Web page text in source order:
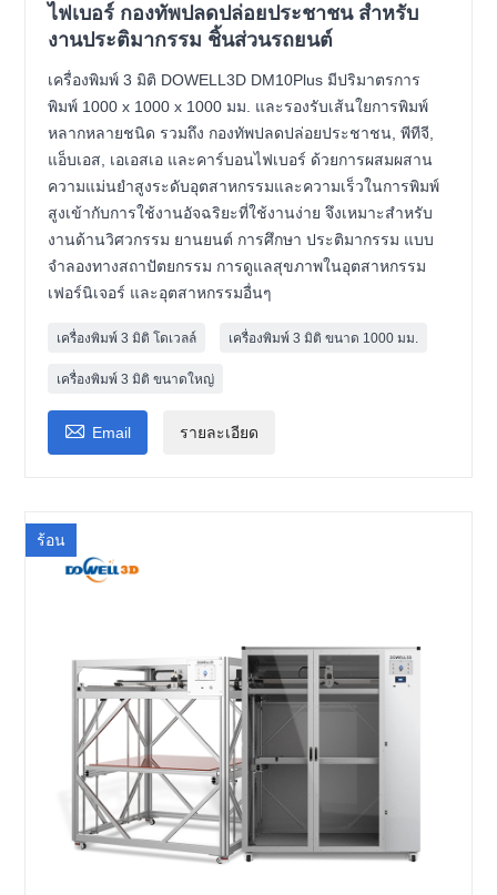
ไฟเบอร์ กองทัพปลดปล่อยประชาชน สำหรับ
งานประติมากรรม ชิ้นส่วนรถยนต์
เครื่องพิมพ์ 3 มิติ DOWELL3D DM10Plus มีปริมาตรการ
พิมพ์ 1000 x 1000 x 1000 มม. และรองรับเส้นใยการพิมพ์
หลากหลายชนิด รวมถึง กองทัพปลดปล่อยประชาชน, พีทีจี,
แอ็บเอส, เอเอสเอ และคาร์บอนไฟเบอร์ ด้วยการผสมผสาน
ความแม่นยำสูงระดับอุตสาหกรรมและความเร็วในการพิมพ์
สูงเข้ากับการใช้งานอัจฉริยะที่ใช้งานง่าย จึงเหมาะสำหรับ
งานด้านวิศวกรรม ยานยนต์ การศึกษา ประติมากรรม แบบ
จำลองทางสถาปัตยกรรม การดูแลสุขภาพในอุตสาหกรรม
เฟอร์นิเจอร์ และอุตสาหกรรมอื่นๆ
เครื่องพิมพ์ 3 มิติ โดเวลล์ เครื่องพิมพ์ 3 มิติ ขนาด 1000 มม.
เครื่องพิมพ์ 3 มิติ ขนาดใหญ่
 Email รายละเอียด
ร้อน